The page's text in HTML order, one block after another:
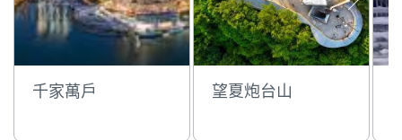
千家萬戶 望夏炮台山